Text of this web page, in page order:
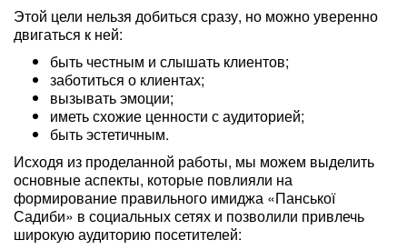
Этой цели нельзя добиться сразу, но можно уверенно
двигаться к ней:
быть честным и слышать клиентов;
заботиться о клиентах;
вызывать эмоции;
иметь схожие ценности с аудиторией;
быть эстетичным.
Исходя из проделанной работы, мы можем выделить
основные аспекты, которые повлияли на
формирование правильного имиджа «Панської
Садиби» в социальных сетях и позволили привлечь
широкую аудиторию посетителей: